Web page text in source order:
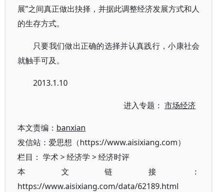
展”之间真正做出抉择，并据此调整经济发展方式和人
的生存方式。
只要我们做出正确的选择并认真践行，小康社会
就触手可及。
2013.1.10
进入专题：市场经济
本文责编： banxian
发信站：爱思想（https://www.aisixiang.com）
栏目： 学术>经济学 >经济时评
本文链接：
https://www.aisixiang.com/data/62189.html